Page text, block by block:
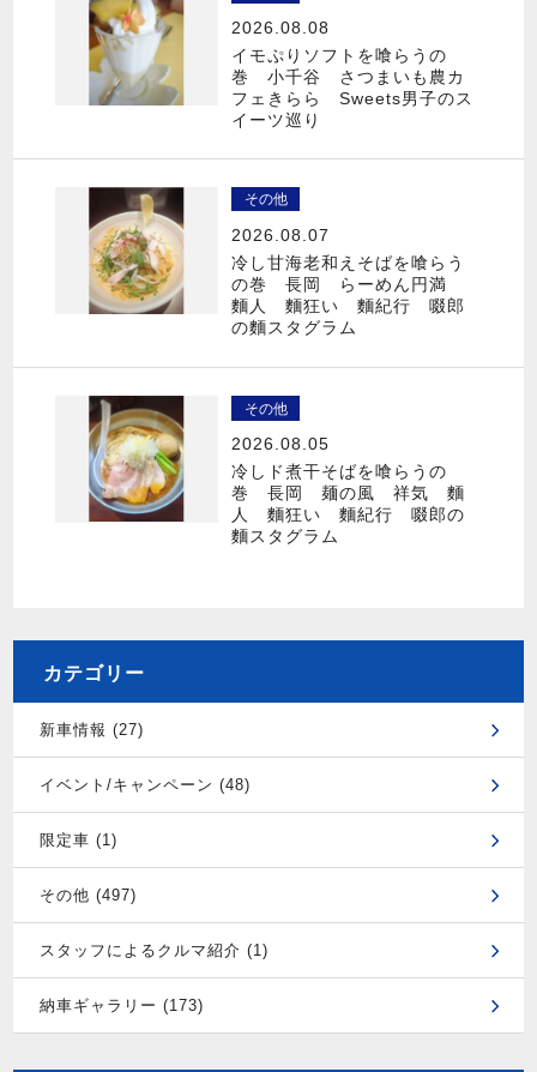
2026.08.08
イモぷりソフトを喰らうの
巻 小千谷 さつまいも農カ
フェきらら Sweets男子のス
イーツ巡り
その他
2026.08.07
冷し甘海老和えそばを喰らう
の巻 長岡 らーめん円満
麵人 麵狂い 麵紀行 啜郎
の麵スタグラム
その他
2026.08.05
冷しド煮干そばを喰らうの
巻 長岡 麺の風 祥気 麵
人 麵狂い 麵紀行 啜郎の
麵スタグラム
カテゴリー
新車情報 (27)
イベント/キャンペーン (48)
限定車 (1)
その他 (497)
スタッフによるクルマ紹介 (1)
納車ギャラリー (173)